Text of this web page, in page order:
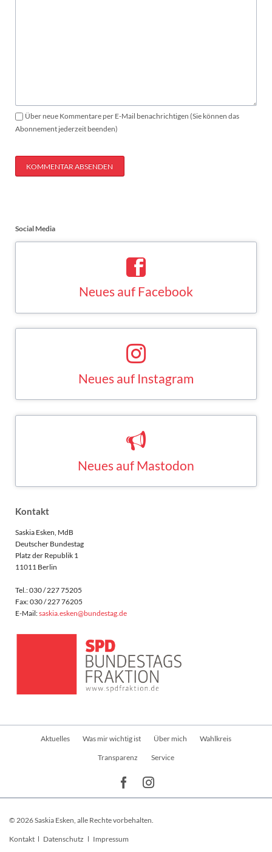
Über neue Kommentare per E-Mail benachrichtigen (Sie können das
Abonnement jederzeit beenden)
KOMMENTAR ABSENDEN
Social Media
Kontakt
Saskia Esken, MdB
Deutscher Bundestag
Platz der Republik 1
11011 Berlin
Tel.: 030 / 227 75205
Fax: 030 / 227 76205
E-Mail:saskia.esken@bundestag.de
Navigation
Aktuelles Was mir wichtig ist Über mich Wahlkreis
Transparenz Service
© 2026 Saskia Esken, alle Rechte vorbehalten.
Navigation
Kontakt Datenschutz Impressum